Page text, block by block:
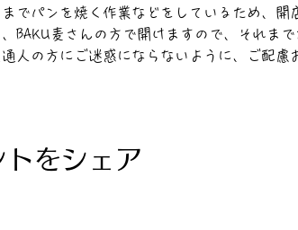
でパンを焼く作業などをしているため、開
BAKU麦さんの方で開けますので、それま
人の方にご迷惑にならないように、ご配慮
トをシェア